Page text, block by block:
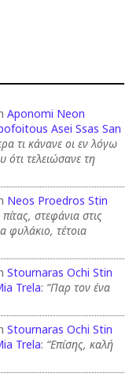
Aponomi Neon
Asei Ssas San
τι κάνανε οι εν λόγω
ότι τελειώσανε τη
Neos Proedros Stin
στεφάνια στις
φυλάκιο, τέτοια
Stournaras Ochi Stin
Trela: “Παρ τον ένα
Stournaras Ochi Stin
Trela: “Επίσης, καλή